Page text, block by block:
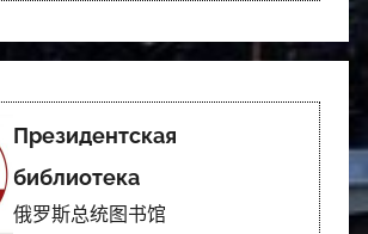
Президентская
библиотека
俄罗斯总统图书馆